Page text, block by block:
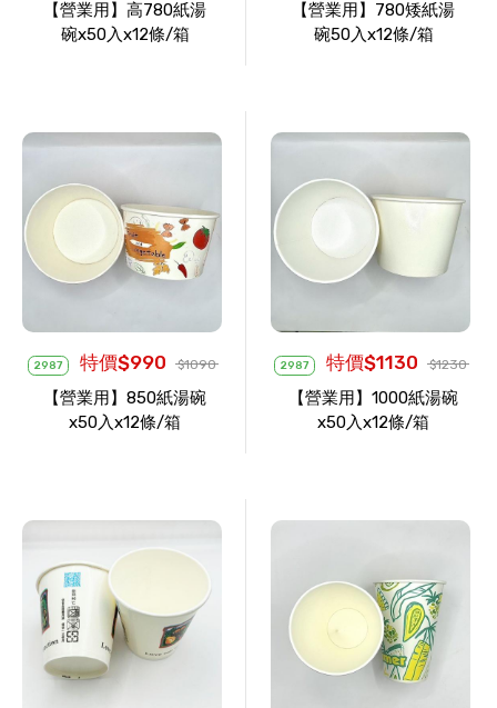
【營業用】高780紙湯
碗x50入x12條/箱
【營業用】780矮紙湯
碗50入x12條/箱
2987 特價$990 $1090
【營業用】850紙湯碗
x50入x12條/箱
2987 特價$1130 $1230
【營業用】1000紙湯碗
x50入x12條/箱